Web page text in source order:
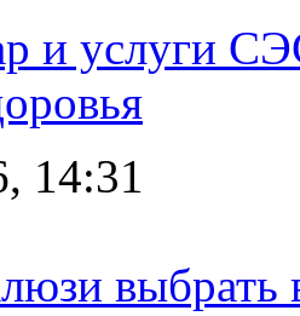
и услуги
14:31
выбрать